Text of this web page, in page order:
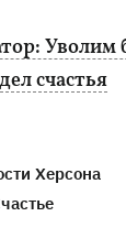
Уволим
счастья
Херсона